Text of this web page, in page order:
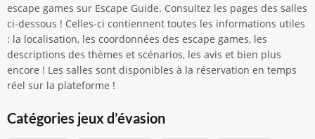
escape games sur Escape Guide. Consultez les pages des salles
ci-dessous ! Celles-ci contiennent toutes les informations utiles
: la localisation, les coordonnées des escape games, les
descriptions des thèmes et scénarios, les avis et bien plus
encore ! Les salles sont disponibles à la réservation en temps
réel sur la plateforme !
Catégories jeux d’évasion